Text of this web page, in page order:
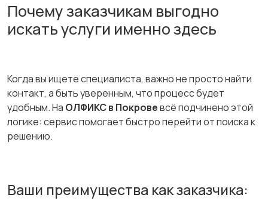
Почему заказчикам выгодно
искать услуги именно здесь
Когда вы ищете специалиста, важно не просто найти
контакт, а быть уверенным, что процесс будет
удобным. На ОЛФИКС в Покровевсё подчинено этой
логике: сервис помогает быстро перейти от поиска к
решению.
Ваши преимущества как заказчика: